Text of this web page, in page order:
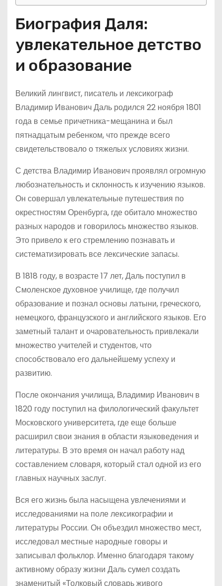
Биография Даля:
увлекательное детство
и образование
Великий лингвист, писатель и лексикограф
Владимир Иванович Даль родился 22 ноября 1801
года в семье причетника-мещанина и был
пятнадцатым ребенком, что прежде всего
свидетельствовало о тяжелых условиях жизни.
С детства Владимир Иванович проявлял огромную
любознательность и склонность к изучению языков.
Он совершал увлекательные путешествия по
окрестностям Оренбурга, где обитало множество
разных народов и говорилось множество языков.
Это привело к его стремлению познавать и
систематизировать все лексические запасы.
В 1818 году, в возрасте 17 лет, Даль поступил в
Смоленское духовное училище, где получил
образование и познал основы латыни, греческого,
немецкого, французского и английского языков. Его
заметный талант и очаровательность привлекали
множество учителей и студентов, что
способствовало его дальнейшему успеху и
развитию.
После окончания училища, Владимир Иванович в
1820 году поступил на филологический факультет
Московского университета, где еще больше
расширил свои знания в области языковедения и
литературы. В это время он начал работу над
составлением словаря, который стал одной из его
главных научных заслуг.
Вся его жизнь была насыщена увлечениями и
исследованиями на поле лексикографии и
литературы России. Он объездил множество мест,
исследовал местные народные говоры и
записывал фольклор. Именно благодаря такому
активному образу жизни Даль сумел создать
знаменитый «Толковый словарь живого